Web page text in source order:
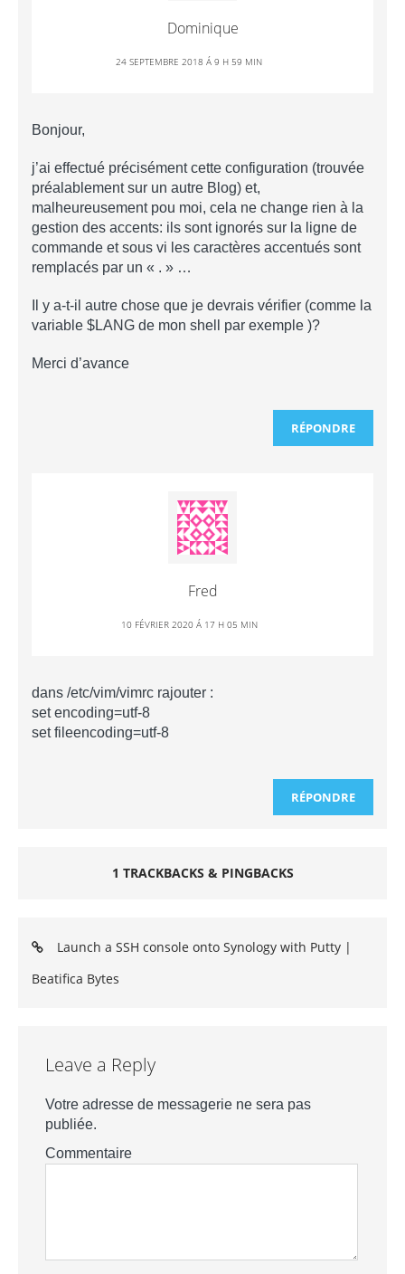
Dominique
24 SEPTEMBRE 2018 Á 9 H 59 MIN
Bonjour,
j’ai effectué précisément cette configuration (trouvée
préalablement sur un autre Blog) et,
malheureusement pou moi, cela ne change rien à la
gestion des accents: ils sont ignorés sur la ligne de
commande et sous vi les caractères accentués sont
remplacés par un « . » …
Il y a-t-il autre chose que je devrais vérifier (comme la
variable $LANG de mon shell par exemple )?
Merci d’avance
RÉPONDRE
Fred
10 FÉVRIER 2020 Á 17 H 05 MIN
dans /etc/vim/vimrc rajouter :
set encoding=utf-8
set fileencoding=utf-8
RÉPONDRE
1 TRACKBACKS & PINGBACKS
Launch a SSH console onto Synology with Putty |
Beatifica Bytes
Leave a Reply
Votre adresse de messagerie ne sera pas
publiée.
Commentaire